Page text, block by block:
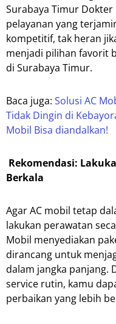
Surabaya Timur Dokter
pelayanan yang
kompetitif, tak heran
menjadi pilihan favorit
di Surabaya Timur.
Baca juga: Solusi AC
Tidak Dingin di
Mobil Bisa diandalkan!
Rekomendasi:
Berkala
Agar AC mobil tetap
lakukan perawatan
Mobil menyediakan
dirancang untuk
dalam jangka panjang.
service rutin, kamu
perbaikan yang lebih